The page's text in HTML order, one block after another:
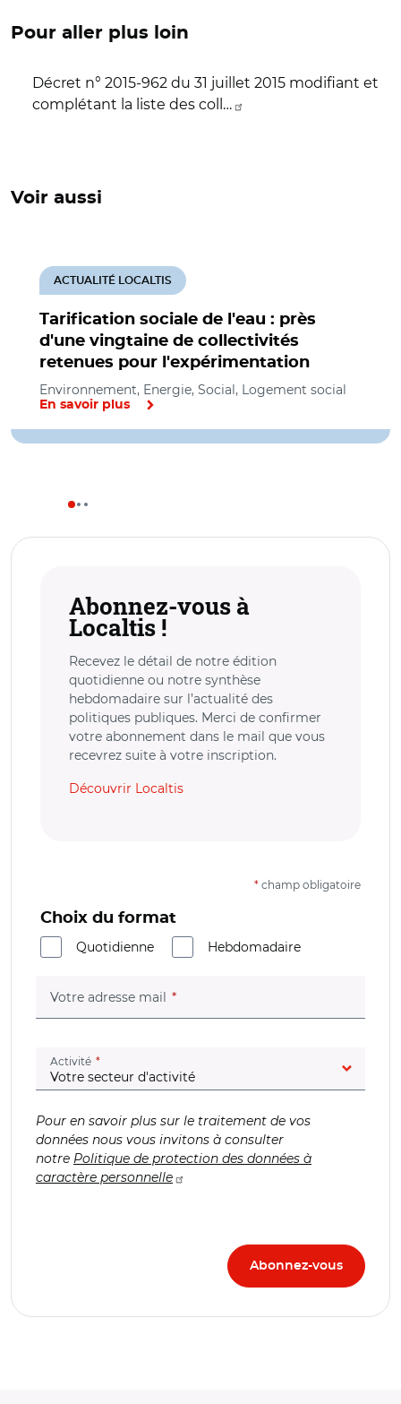
Pour aller plus loin
Décret n° 2015-962 du 31 juillet 2015 modifiant et
complétant la liste des coll…
Voir aussi
Tarification sociale de l'eau : près
d'une vingtaine de collectivités
retenues pour l'expérimentation
ACTUALITÉ LOCALTIS
Environnement, Energie, Social, Logement social
En savoir plus
Abonnez-vous à
Localtis !
Recevez le détail de notre édition
quotidienne ou notre synthèse
hebdomadaire sur l’actualité des
politiques publiques. Merci de confirmer
votre abonnement dans le mail que vous
recevrez suite à votre inscription.
Découvrir Localtis
* champ obligatoire
Choix du format
Quotidienne
Hebdomadaire
Votre adresse mail (champ obligatoire)
Activité (champ obligatoire)
Pour en savoir plus sur le traitement de vos
données nous vous invitons à consulter
notre Politique de protection des données à
caractère personnelle